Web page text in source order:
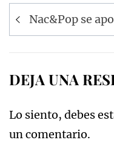
Navegación
de
Nac&Pop se
DEJA UNA
Lo siento, debes
un comentario.